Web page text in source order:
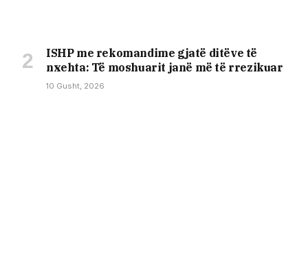
ISHP me rekomandime gjatë ditëve të
nxehta: Të moshuarit janë më të rrezikuar
10 Gusht, 2026